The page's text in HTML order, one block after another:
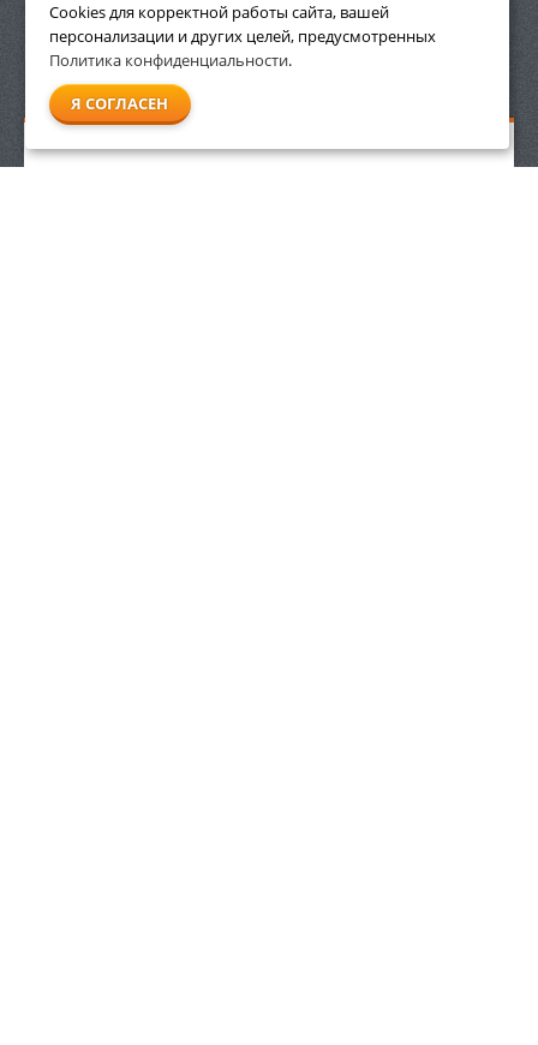
СМОТРЕТЬ ВСЕ
Cookies для корректной работы сайта, вашей
персонализации и других целей, предусмотренных
Политика конфиденциальности.
Я СОГЛАСЕН